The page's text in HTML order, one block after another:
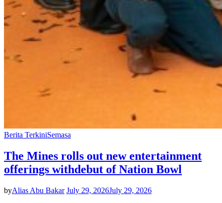
Berita TerkiniSemasa
The Mines rolls out new entertainment
offerings withdebut of Nation Bowl
byAlias Abu Bakar July 29, 2026July 29, 2026